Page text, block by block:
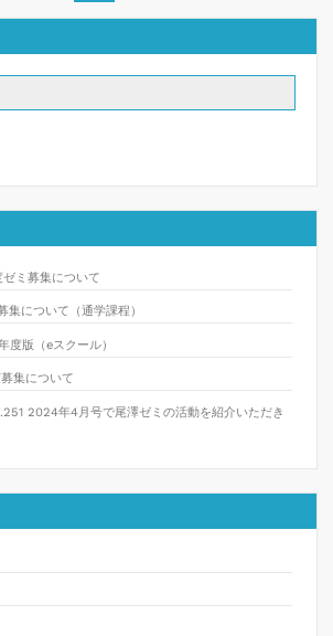
ミ募集について
について（通学課程）
版（eスクール）
集について
2024年4月号で尾澤ゼミの活動を紹介いただき